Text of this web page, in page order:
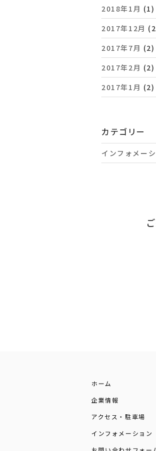
2018年1月 (1)
2017年12月
2017年7月 (2)
2017年2月 (2)
2017年1月 (2)
カテゴリー
インフォメー
ホーム
企業情報
アクセス・駐車場
インフォメーション